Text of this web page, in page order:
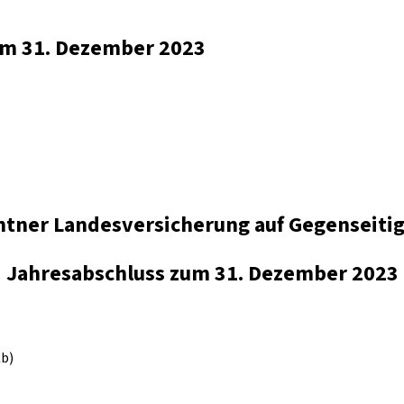
31. Dezember 2023
Landesversicherung auf
Jahresabschluss zum 31. Dezember 2023